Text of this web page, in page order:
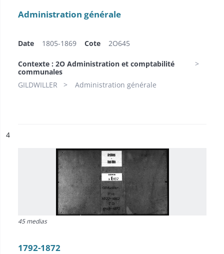
Administration générale
Date 1805-1869 Cote 2O645
Contexte : 2O Administration et comptabilité
communales
GILDWILLER
Administration générale
n°
4
45 medias
1792-1872